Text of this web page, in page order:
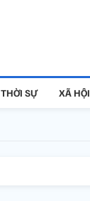
THỜI SỰ XÃ HỘI